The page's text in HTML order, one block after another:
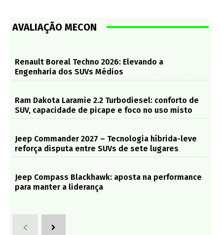
AVALIAÇÃO MECON
Renault Boreal Techno 2026: Elevando a
Engenharia dos SUVs Médios
Ram Dakota Laramie 2.2 Turbodiesel: conforto de
SUV, capacidade de picape e foco no uso misto
Jeep Commander 2027 – Tecnologia híbrida-leve
reforça disputa entre SUVs de sete lugares
Jeep Compass Blackhawk: aposta na performance
para manter a liderança